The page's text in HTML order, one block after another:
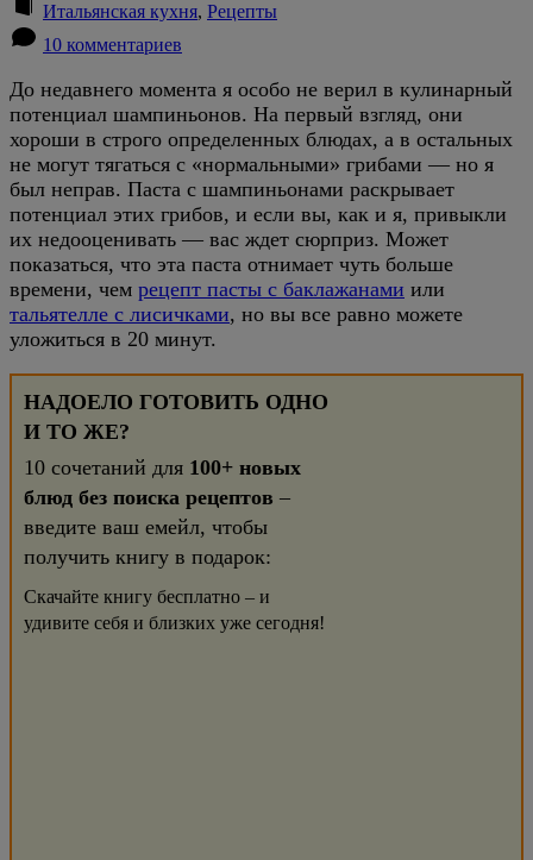
Итальянская кухня, Рецепты
10 комментариев
До недавнего момента я особо не верил в кулинарный
потенциал шампиньонов. На первый взгляд, они
хороши в строго определенных блюдах, а в остальных
не могут тягаться с «нормальными» грибами — но я
был неправ. Паста с шампиньонами раскрывает
потенциал этих грибов, и если вы, как и я, привыкли
их недооценивать — вас ждет сюрприз. Может
показаться, что эта паста отнимает чуть больше
времени, чем рецепт пасты с баклажанами или
тальятелле с лисичками, но вы все равно можете
уложиться в 20 минут.
НАДОЕЛО ГОТОВИТЬ ОДНО
И ТО ЖЕ?
10 сочетаний для 100+ новых
блюд без поиска рецептов –
введите ваш емейл, чтобы
получить книгу в подарок:
Скачайте книгу бесплатно – и
удивите себя и близких уже сегодня!